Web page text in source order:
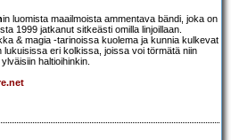
in luomista maailmoista ammentava bändi, joka on
1999 jatkanut sitkeästi omilla linjoillaan.
& magia -tarinoissa kuolema ja kunnia kulkevat
lukuisissa eri kolkissa, joissa voi törmätä niin
haltioihinkin.